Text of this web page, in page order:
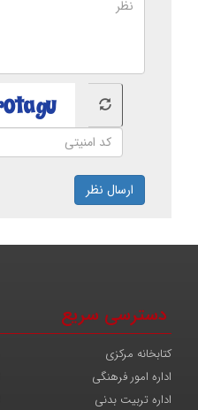
ارسال نظر
دسترسی سریع
کتابخانه مرکزی
اداره امور فرهنگی
اداره تربیت بدنی